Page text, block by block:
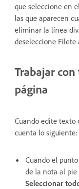
que seleccione en
las que aparecen
eliminar la línea
deseleccione Filete
Trabajar
página
Cuando edite texto
cuenta lo siguiente:
Cuando el
de la nota al pie
Seleccionar